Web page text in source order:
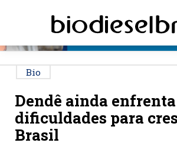
Bio
Dendê ainda
dificuldades para
Brasil